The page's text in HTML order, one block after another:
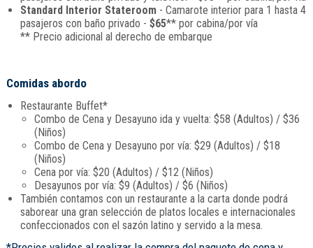
Standard Interior Stateroom- Camarote interior para 1 hasta 4
pasajeros con baño privado - $65** por cabina/por vía
** Precio adicional al derecho de embarque
Comidas abordo
Restaurante Buffet*
Combo de Cena y Desayuno ida y vuelta: $58 (Adultos) / $36
(Niños)
Combo de Cena y Desayuno por vía: $29 (Adultos) / $18
(Niños)
Cena por vía: $20 (Adultos) / $12 (Niños)
Desayunos por vía: $9 (Adultos) / $6 (Niños)
También contamos con un restaurante a la carta donde podrá
saborear una gran selección de platos locales e internacionales
confeccionados con el sazón latino y servido a la mesa.